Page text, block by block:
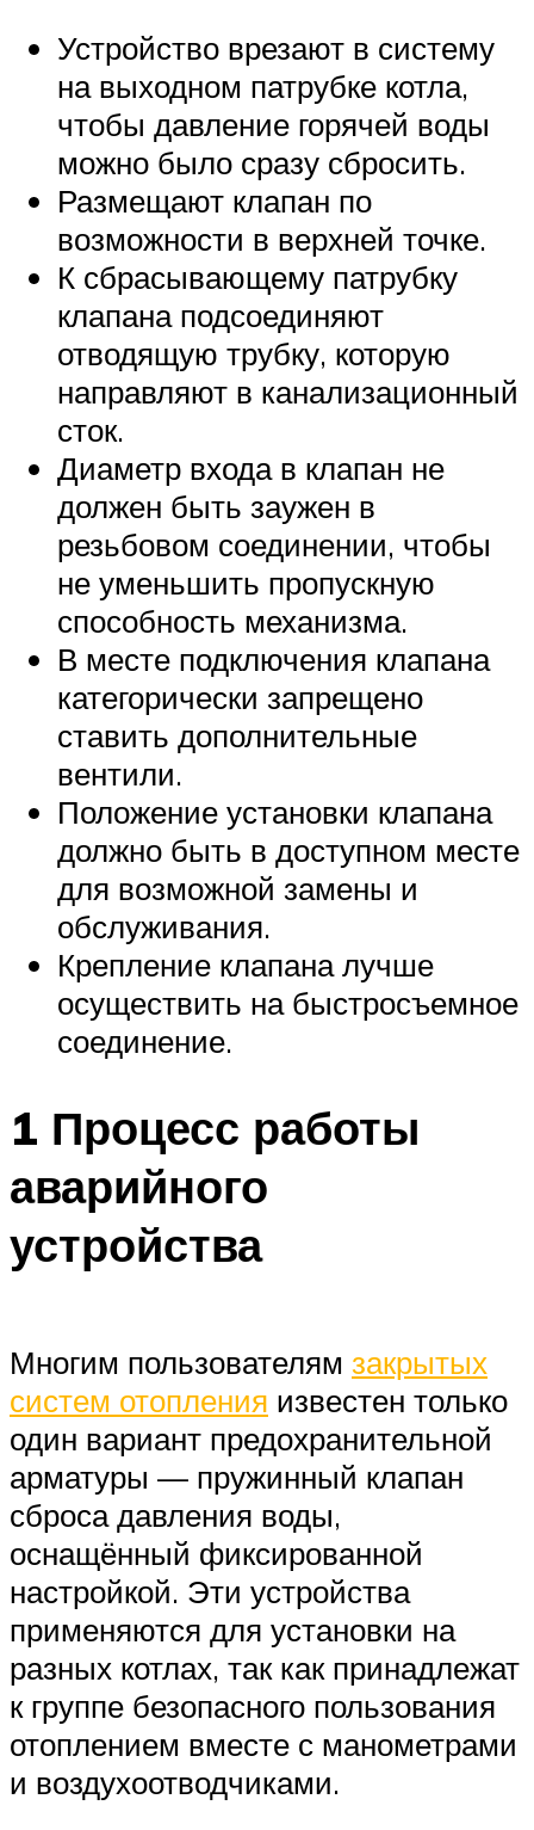
Устройство врезают в систему
на выходном патрубке котла,
чтобы давление горячей воды
можно было сразу сбросить.
Размещают клапан по
возможности в верхней точке.
К сбрасывающему патрубку
клапана подсоединяют
отводящую трубку, которую
направляют в канализационный
сток.
Диаметр входа в клапан не
должен быть заужен в
резьбовом соединении, чтобы
не уменьшить пропускную
способность механизма.
В месте подключения клапана
категорически запрещено
ставить дополнительные
вентили.
Положение установки клапана
должно быть в доступном месте
для возможной замены и
обслуживания.
Крепление клапана лучше
осуществить на быстросъемное
соединение.
1 Процесс работы
аварийного
устройства
Многим пользователям закрытых
систем отопления известен только
один вариант предохранительной
арматуры — пружинный клапан
сброса давления воды,
оснащённый фиксированной
настройкой. Эти устройства
применяются для установки на
разных котлах, так как принадлежат
к группе безопасного пользования
отоплением вместе с манометрами
и воздухоотводчиками.